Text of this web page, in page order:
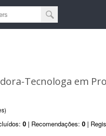
Tecnologa em
0 | Recomendações: 0 |